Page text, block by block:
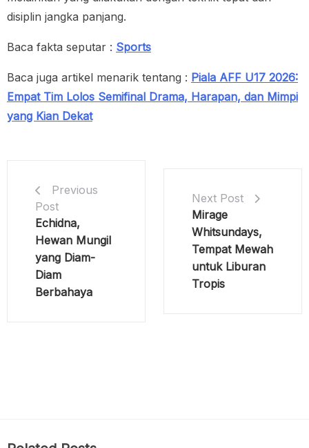
disiplin jangka panjang.
Baca fakta seputar : Sports
Baca juga artikel menarik tentang : Piala AFF U17 2026:
Empat Tim Lolos Semifinal Drama, Harapan, dan Mimpi
yang Kian Dekat
Previous
Post
Echidna,
Hewan Mungil
yang Diam-
Diam
Berbahaya
Next Post
Mirage
Whitsundays,
Tempat Mewah
untuk Liburan
Tropis